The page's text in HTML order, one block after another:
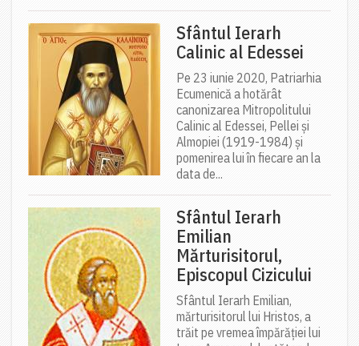
Sfântul Ierarh
Calinic al Edessei
Pe 23 iunie 2020, Patriarhia
Ecumenică a hotărât
canonizarea Mitropolitului
Calinic al Edessei, Pellei și
Almopiei (1919-1984) și
pomenirea lui în fiecare an la
data de...
Sfântul Ierarh
Emilian
Mărturisitorul,
Episcopul Cizicului
Sfântul Ierarh Emilian,
mărturisitorul lui Hristos, a
trăit pe vremea împărăției lui